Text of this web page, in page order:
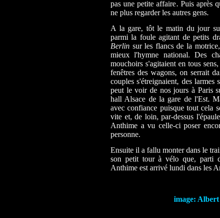
pas une petite affaire. Puis après
ne plus regarder les autres gens.
A la gare, tôt le matin du jour
parmi la foule agitant de petits
Berlin sur les flancs de la
mieux l'hymne national. Des
mouchoirs s'agitaient en tous
fenêtres des wagons, on serrait
couples s'étreignaient, des larmes
peut le voir de nos jours à Paris
hall Alsace de la gare de l'Est.
avec confiance puisque tout cela
vite et, de loin, par-dessus
Anthime a vu celle-ci poser
personne.
Ensuite il a fallu monter dans le
son petit tour à vélo que, parti
Anthime est arrivé lundi dans les
image: